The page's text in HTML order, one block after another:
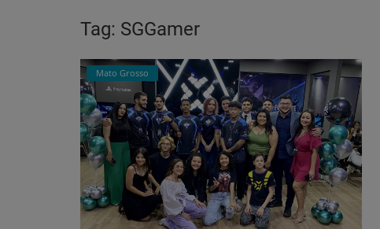
Mato Grosso
Participe do Clube
Guia do Clube
Clube de Negócios
Tag: SGGamer
Mato Grosso